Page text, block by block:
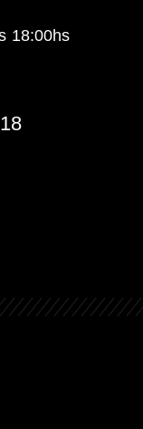
18:00hs